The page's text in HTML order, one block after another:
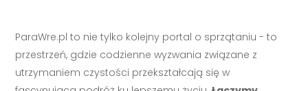
ParaWre.pl to nie tylko kolejny portal o sprzątaniu - to
przestrzeń, gdzie codzienne wyzwania związane z
utrzymaniem czystości przekształcają się w